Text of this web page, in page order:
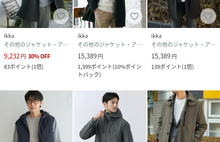
ikka
その他のジャケット・アウター
9,232円 30%OFF
83ポイント(1倍)
ikka
その他のジャケット・アウター
15,389円
1,399ポイント(10%ポイン
トバック)
ikka
その他のジャケット・アウター
15,389円
139ポイント(1倍)